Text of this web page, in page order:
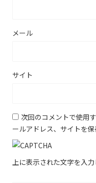
メール
サイト
次回のコメントで使用
ールアドレス、サイトを保
上に表示された文字を入力